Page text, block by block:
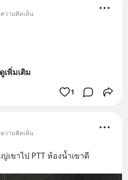
ความคิดเห็น
ดูเพิ่มเติม
1
ความคิดเห็น
เขาไป PTT ห้องน้ำเขาดี